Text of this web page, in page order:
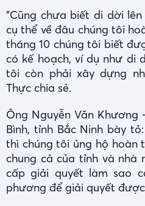
"Cũng chưa biết di dời
cụ thể về đâu chúng tôi
tháng 10 chúng tôi biết
có kế hoạch, ví dụ như di
tôi còn phải xây dựng
Thực chia sẻ.
Ông Nguyễn Văn Khương
Bình, tỉnh Bắc Ninh bày
thì chúng tôi ủng hộ hoàn
chung cả của tỉnh và nhà
cấp giải quyết làm sao
phương để giải quyết